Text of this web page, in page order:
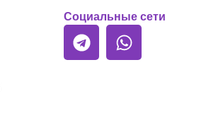
Социальные сети